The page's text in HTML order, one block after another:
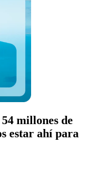
millones de
estar ahí para